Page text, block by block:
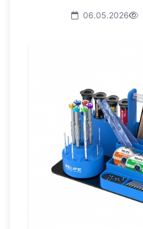
06.05.2026